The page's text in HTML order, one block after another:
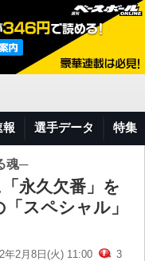
報 選手データ 特集
魂─
永久欠番」を
スペシャル」
年2月8日(火) 11:00 3